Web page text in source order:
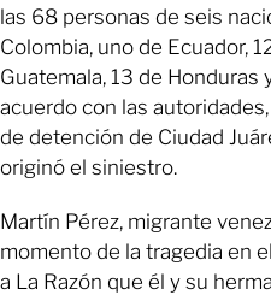
las 68 personas de seis
Colombia, uno de Ecuador,
Guatemala, 13 de Honduras
acuerdo con las
de detención de Ciudad
originó el siniestro.
Martín Pérez, migrante
momento de la tragedia en
a La Razón que él y su